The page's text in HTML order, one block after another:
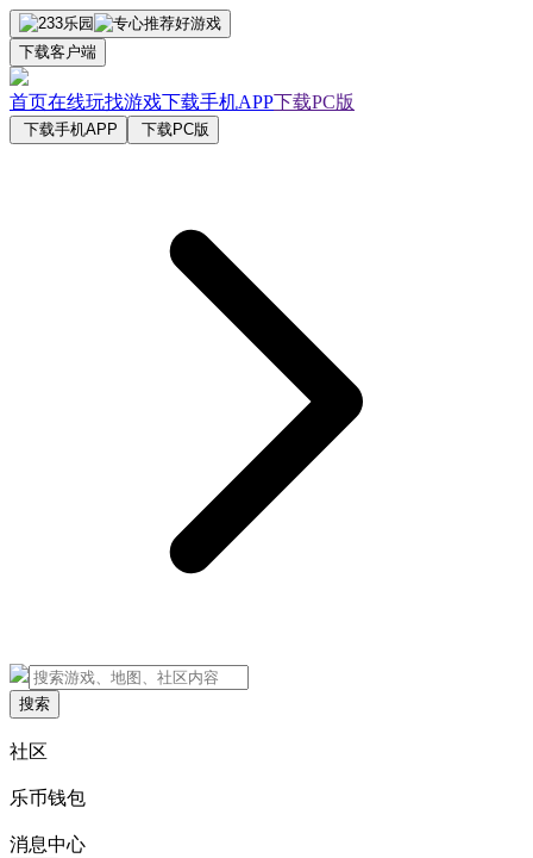
下载客户端
首页在线玩找游戏下载手机APP下载PC版
下载手机APP 下载PC版
搜索
社区
乐币钱包
消息中心